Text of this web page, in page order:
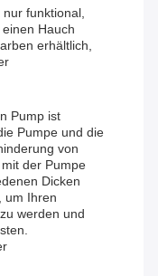
funktional,
Hauch
erhältlich,
Pump ist
Pumpe und die
von
der Pumpe
Dicken
um Ihren
werden und